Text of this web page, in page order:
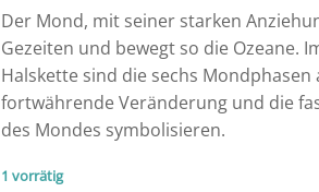
Der Mond, mit seiner starken
Gezeiten und bewegt so die Ozeane.
Halskette sind die sechs
fortwährende Veränderung und die
des Mondes symbolisieren.
1 vorrätig